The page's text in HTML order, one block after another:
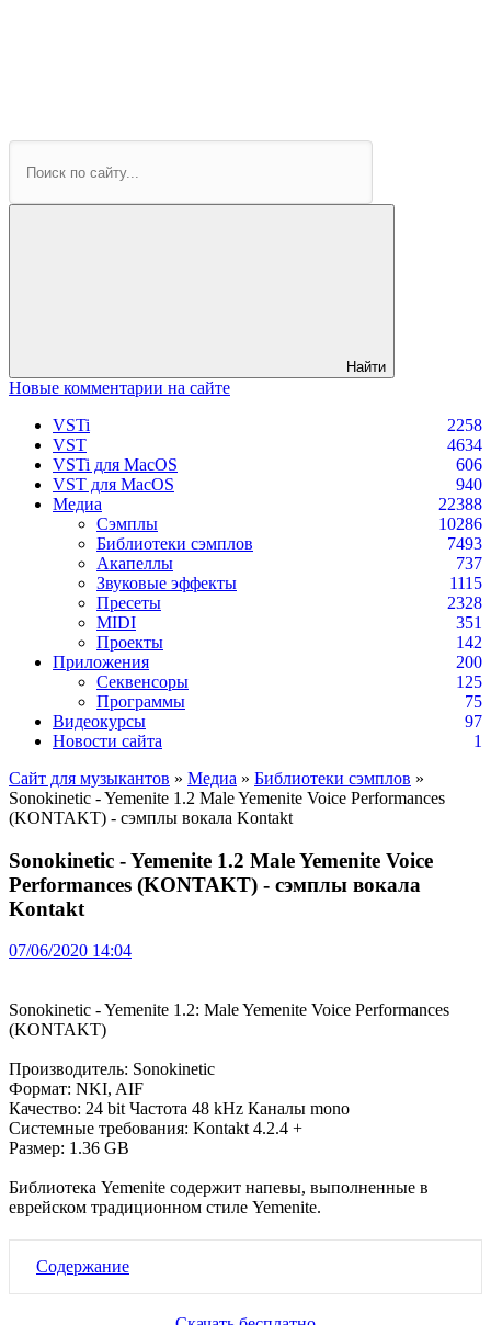
Найти
Новые комментарии на сайте
VSTi
2258
VST
4634
VSTi для MacOS
606
VST для MacOS
940
Медиа
22388
Сэмплы
10286
Библиотеки сэмплов
7493
Акапеллы
737
Звуковые эффекты
1115
Пресеты
2328
MIDI
351
Проекты
142
Приложения
200
Секвенсоры
125
Программы
75
Видеокурсы
97
Новости сайта
1
Сайт для музыкантов » Медиа » Библиотеки сэмплов »
Sonokinetic - Yemenite 1.2 Male Yemenite Voice Performances
(KONTAKT) - сэмплы вокала Kontakt
Sonokinetic - Yemenite 1.2 Male Yemenite Voice
Performances (KONTAKT) - сэмплы вокала
Kontakt
07/06/2020 14:04
Sonokinetic - Yemenite 1.2: Male Yemenite Voice Performances
(KONTAKT)
Производитель: Sonokinetic
Формат: NKI, AIF
Качество: 24 bit Частота 48 kHz Каналы mono
Системные требования: Kontakt 4.2.4 +
Размер: 1.36 GB
Библиотека Yemenite содержит напевы, выполненные в
еврейском традиционном стиле Yemenite.
Содержание